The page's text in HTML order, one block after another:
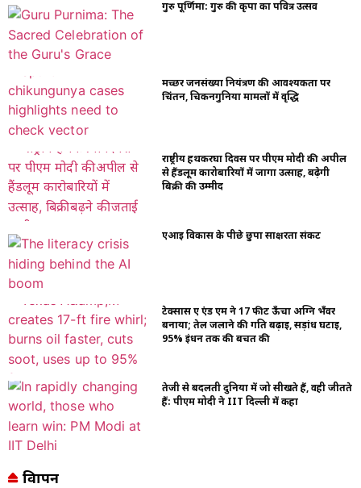
गुरु पूर्णिमा: गुरु की कृपा का पवित्र उत्सव
मच्छर जनसंख्या नियंत्रण की आवश्यकता पर
चिंतन, चिकनगुनिया मामलों में वृद्धि
राष्ट्रीय हथकरघा दिवस पर पीएम मोदी की अपील
से हैंडलूम कारोबारियों में जागा उत्साह, बढ़ेगी
बिक्री की उम्मीद
एआई विकास के पीछे छुपा साक्षरता संकट
टेक्सास ए एंड एम ने 17 फीट ऊँचा अग्नि भँवर
बनाया; तेल जलाने की गति बढ़ाई, सड़ांध घटाई,
95% ईंधन तक की बचत की
तेजी से बदलती दुनिया में जो सीखते हैं, वही जीतते
हैं: पीएम मोदी ने IIT दिल्ली में कहा
विज्ञापन